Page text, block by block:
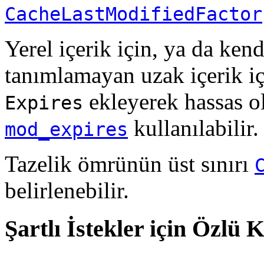
CacheLastModifiedFactor
Yerel içerik için, ya da
tanımlamayan uzak içerik
Expires ekleyerek hassas
mod_expires kullanılabilir.
Tazelik ömrünün üst sınırı
belirlenebilir.
Şartlı İstekler için Özlü